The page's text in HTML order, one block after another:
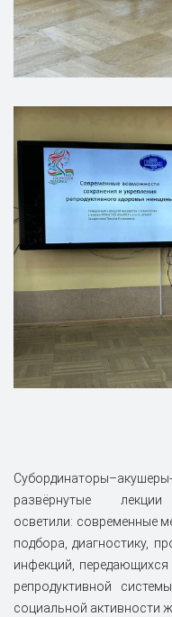
развёрнутые
осветили: современные
подбора, диагностику,
инфекций,
репродуктивной
социальной активности